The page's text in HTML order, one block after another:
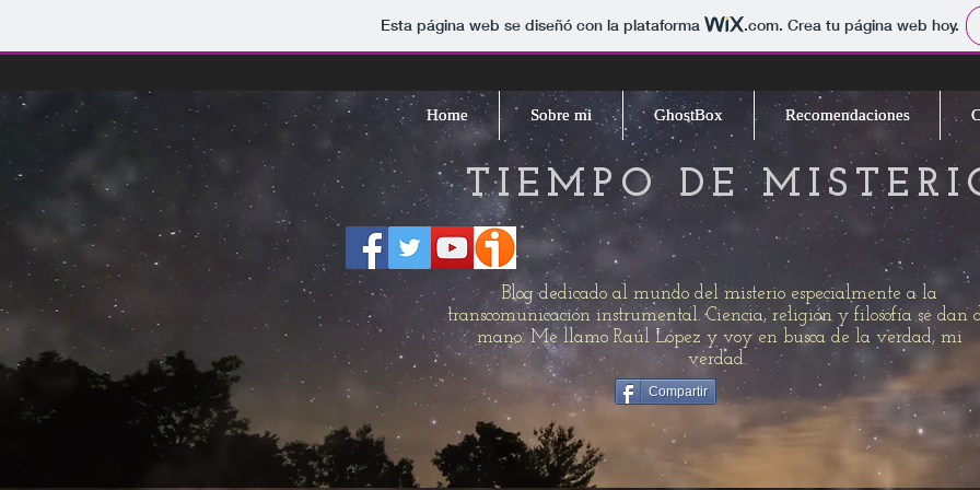
Esta página web se diseñó con la plataforma .com. Crea tu página web hoy.
Home Sobre mi GhostBox Recomendaciones
Home Sobre mi GhostBox Recomendaciones
TIEMPO DE
Blog dedicado al mundo del misterio especialmente a la
transcomunicación instrumental. Ciencia, religión y filosofía se dan
mano. Me llamo Raúl López y voy en busca de la verdad, mi
verdad.
Compartir